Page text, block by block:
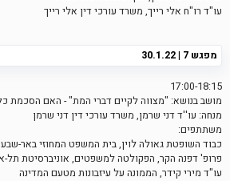
עו"ד רו"ח אלי רייך, משרד עורכי דין אלי רייך
מפגש 7 | 30.1.22
17:00-18:15
מושב בנושא: "מצווה לקיים דברי המת" - האם הסכמת
מנחה: עו''ד דני שרמן, משרד עורכי דין דני שרמן
משתתפים:
כבוד השופטת גאולה לוין, בית המשפט המחוזי באר-שבע
פרופ' דפנה הקר, הפקולטה למשפטים, אוניברסיטת תל-
עו"ד מירי קידר, הממונה על עיזבונות מטעם המדינה